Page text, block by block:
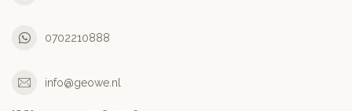
0702210888
info@geowe.nl